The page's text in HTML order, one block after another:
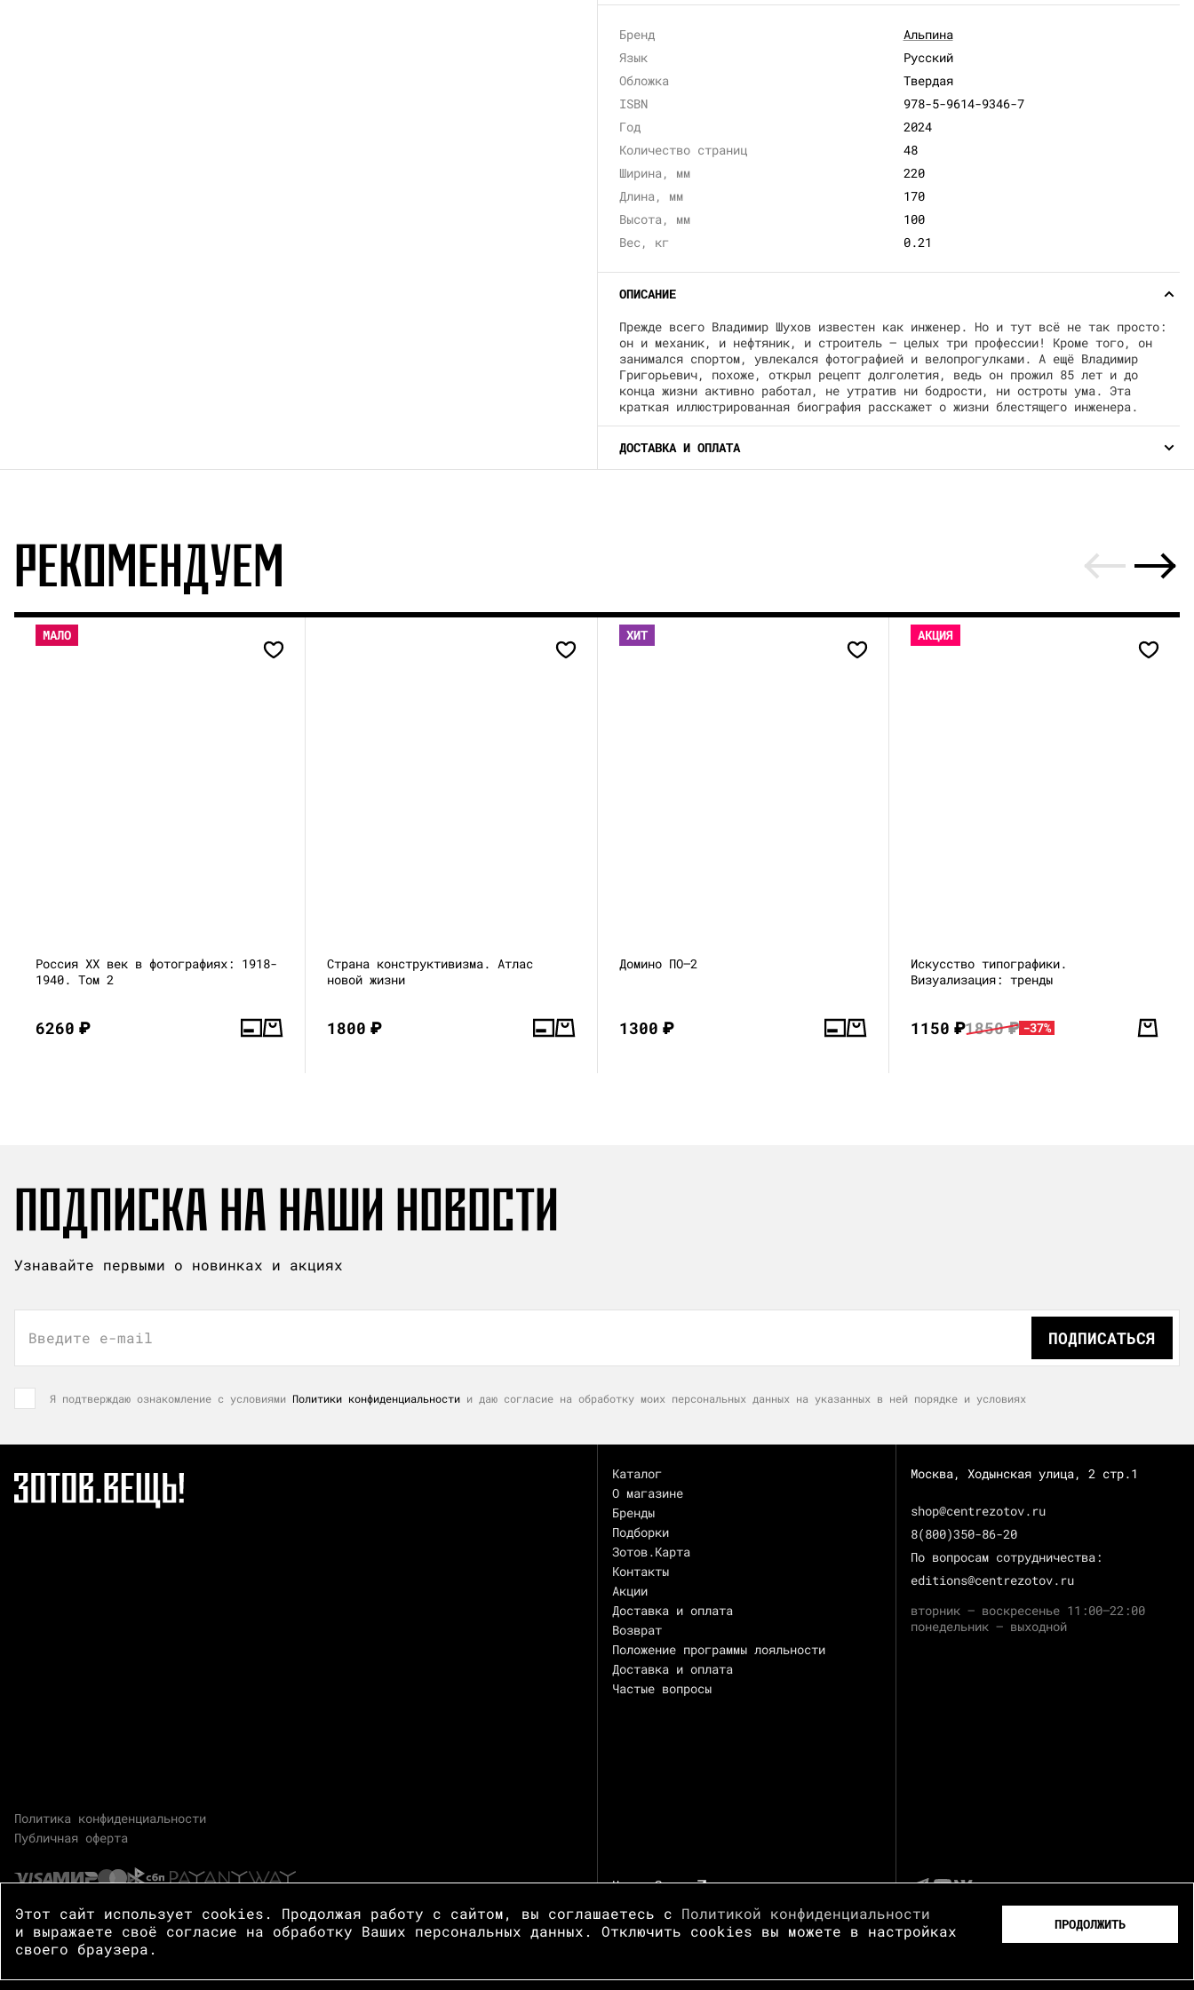
Бренд
Альпина
Язык
Русский
Обложка
Твердая
ISBN
978-5-9614-9346-7
Год
2024
Количество страниц
48
Ширина, мм
220
Длина, мм
170
Высота, мм
100
Вес, кг
0.21
ОПИСАНИЕ
Прежде всего Владимир Шухов известен как инженер. Но и тут всё не так просто:
он и механик, и нефтяник, и строитель — целых три профессии! Кроме того, он
занимался спортом, увлекался фотографией и велопрогулками. А ещё Владимир
Григорьевич, похоже, открыл рецепт долголетия, ведь он прожил 85 лет и до
конца жизни активно работал, не утратив ни бодрости, ни остроты ума. Эта
краткая иллюстрированная биография расскажет о жизни блестящего инженера.
ДОСТАВКА И ОПЛАТА
РЕКОМЕНДУЕМ
МАЛО
Россия XX век в фотографиях: 1918-
1940. Том 2
6260₽
Страна конструктивизма. Атлас
новой жизни
1800₽
ХИТ
Домино ПО—2
1300₽
АКЦИЯ
Искусство типографики.
Визуализация: тренды
1150₽1850₽ -37%
ПОДПИСКА НА НАШИ НОВОСТИ
Узнавайте первыми о новинках и акциях
Введите e-mail ПОДПИСАТЬСЯ
Я подтверждаю ознакомление с условиями Политики конфиденциальности и даю согласие на обработку моих персональных данных на указанных в ней порядке и условиях
Политика конфиденциальности
Публичная оферта
Каталог
О магазине
Бренды
Подборки
Зотов.Карта
Контакты
Акции
Доставка и оплата
Возврат
Положение программы лояльности
Доставка и оплата
Частые вопросы
Центр Зотов
Москва, Ходынская улица, 2 стр.1
shop@centrezotov.ru
8(800)350-86-20
По вопросам сотрудничества:
editions@centrezotov.ru
вторник — воскресенье 11:00–22:00
понедельник — выходной
© 2026 Центр Зотов · Все права защищены
Этот сайт использует cookies. Продолжая работу с сайтом, вы соглашаетесь с Политикой конфиденциальности
и выражаете своё согласие на обработку Ваших персональных данных. Отключить cookies вы можете в настройках
своего браузера.
ПРОДОЛЖИТЬ